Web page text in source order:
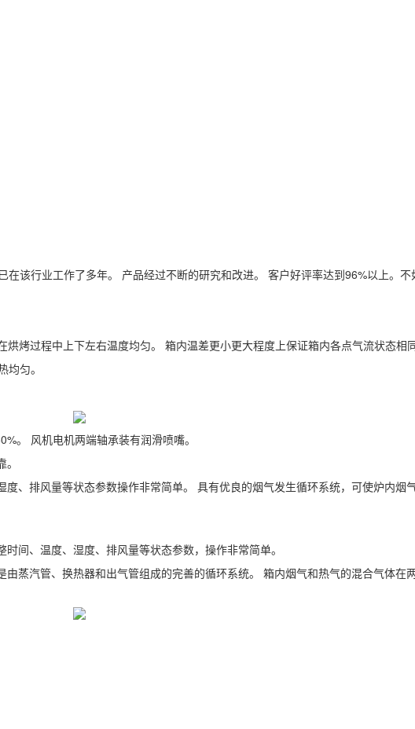
该行业工作了多年。 产品经过不断的研究和改进。 客户好评率达到96%以上。
烤过程中上下左右温度均匀。 箱内温差更小更大程度上保证箱内各点气流状态相同
匀。
。 风机电机两端轴承装有润滑喷嘴。
、排风量等状态参数操作非常简单。 具有优良的烟气发生循环系统，可使炉内烟
间、温度、湿度、排风量等状态参数，操作非常简单。
蒸汽管、换热器和出气管组成的完善的循环系统。 箱内烟气和热气的混合气体在